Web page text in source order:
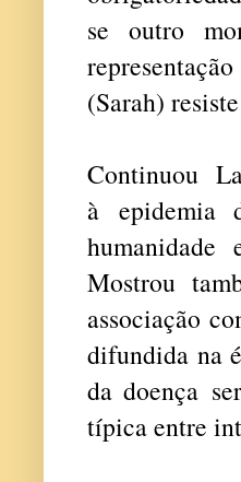
se outro
(Sarah)
Continuou
à epidemia
Mostrou
associação
difundida na
da doença
típica entre